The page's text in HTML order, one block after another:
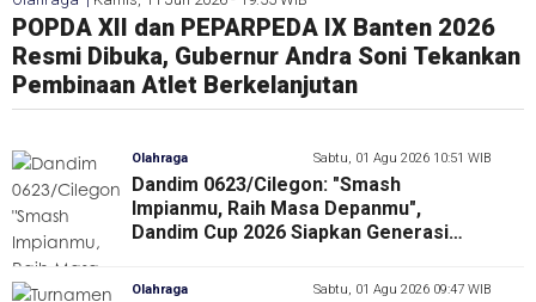
POPDA XII dan PEPARPEDA IX Banten 2026
Resmi Dibuka, Gubernur Andra Soni Tekankan
Pembinaan Atlet Berkelanjutan
Penoreh Prestasi Pada PON XXI Aceh Sumut
2024 Seperti Diabaikan “Dua Tahun
Menunggu Janji Manis Pemprov Riau”
Jadwal Panas Timnas Indonesia: U-19 Futsal
Berburu Gelar AFF, Tim Senior Siap Tempur di
Kualifikasi Piala Dunia
Selaraskan Visi, PSSI Mesuji Gelar Rapat
Jaringan Stakeholder, Perkuat Roadmap
Pembinaan Sepak Bola Setiap Tingkatan dan
Usia Dini.
Sepak Bola Menghidupkan Cot Gapu 2001,
Melahirkan PSSB Bireuen
Olahraga Sabtu, 01 Agu 2026 10:51 WIB
Dandim 0623/Cilegon: "Smash
Impianmu, Raih Masa Depanmu",
Dandim Cup 2026 Siapkan Generasi
Olahraga Sabtu, 01 Agu 2026 09:47 WIB